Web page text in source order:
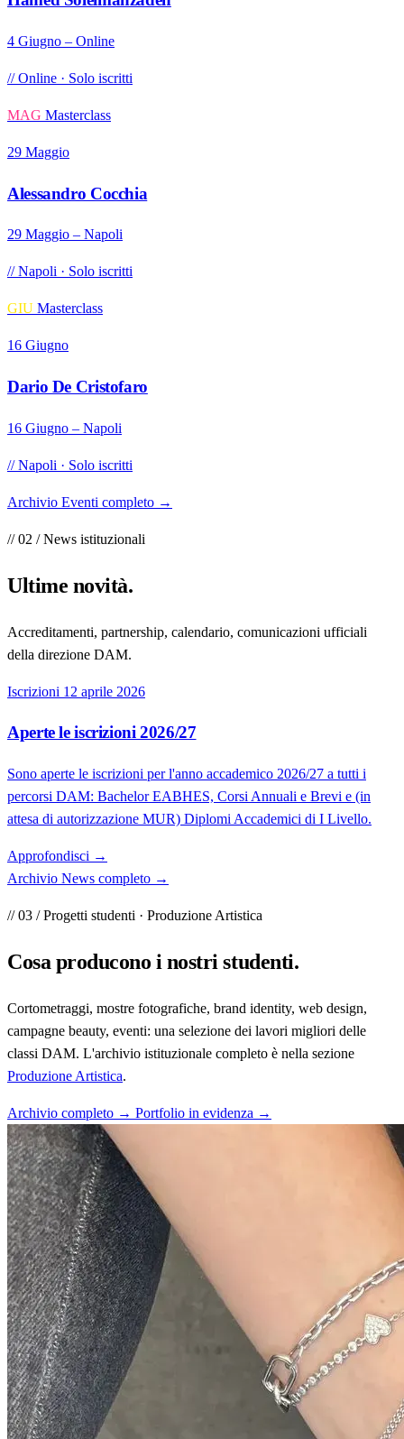
4 Giugno – Online
// Online · Solo iscritti
MAG Masterclass
29 Maggio
Alessandro Cocchia
29 Maggio – Napoli
// Napoli · Solo iscritti
GIU Masterclass
16 Giugno
Dario De Cristofaro
16 Giugno – Napoli
// Napoli · Solo iscritti
Archivio Eventi completo →
// 02 / News istituzionali
Ultime novità.
Accreditamenti, partnership, calendario, comunicazioni ufficiali
della direzione DAM.
Iscrizioni 12 aprile 2026
Aperte le iscrizioni 2026/27
Sono aperte le iscrizioni per l'anno accademico 2026/27 a tutti i
percorsi DAM: Bachelor EABHES, Corsi Annuali e Brevi e (in
attesa di autorizzazione MUR) Diplomi Accademici di I Livello.
Approfondisci →
Archivio News completo →
// 03 / Progetti studenti · Produzione Artistica
Cosa producono i nostri studenti.
Cortometraggi, mostre fotografiche, brand identity, web design,
campagne beauty, eventi: una selezione dei lavori migliori delle
classi DAM. L'archivio istituzionale completo è nella sezione
Produzione Artistica.
Archivio completo → Portfolio in evidenza →